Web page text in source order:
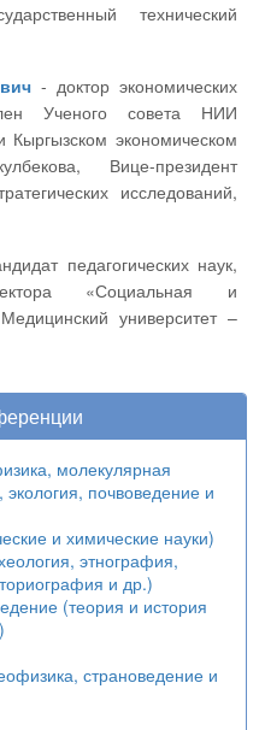
технический
Ученого совета НИИ
Кыргызском экономическом
Вице-президент
исследований,
«Социальная и
университет –
молекулярная
почвоведение и
и химические науки)
этнография,
и др.)
(теория и история
страноведение и